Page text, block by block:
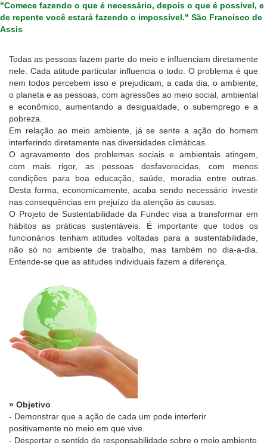
"Comece fazendo o que é necessário, depois o que é possível, e
de repente você estará fazendo o impossível." São Francisco de
Assis
Todas as pessoas fazem parte do meio e influenciam diretamente
nele. Cada atitude particular influencia o todo. O problema é que
nem todos percebem isso e prejudicam, a cada dia, o ambiente,
o planeta e as pessoas, com agressões ao meio social, ambiental
e econômico, aumentando a desigualdade, o subemprego e a
pobreza.
Em relação ao meio ambiente, já se sente a ação do homem
interferindo diretamente nas diversidades climáticas.
O agravamento dos problemas sociais e ambientais atingem,
com mais rigor, as pessoas desfavorecidas, com menos
condições para boa educação, saúde, moradia entre outras.
Desta forma, economicamente, acaba sendo necessário investir
nas consequências em prejuízo da atenção às causas.
O Projeto de Sustentabilidade da Fundec visa a transformar em
hábitos as práticas sustentáveis. É importante que todos os
funcionários tenham atitudes voltadas para a sustentabilidade,
não só no ambiente de trabalho, mas também no dia-a-dia.
Entende-se que as atitudes individuais fazem a diferença.
» Objetivo
- Demonstrar que a ação de cada um pode interferir
positivamente no meio em que vive.
- Despertar o sentido de responsabilidade sobre o meio ambiente